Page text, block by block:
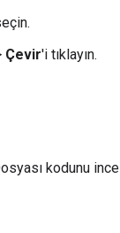
Çevir'i tıklayın.
kodunu